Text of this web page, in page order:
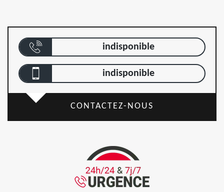
indisponible
indisponible
CONTACTEZ-NOUS